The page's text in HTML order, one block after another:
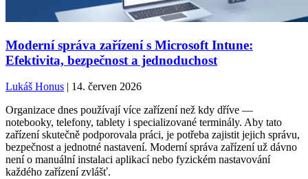
Moderní správa zařízení s Microsoft Intune:
Efektivita, bezpečnost a jednoduchost
Lukáš Honus | 14. červen 2026
Organizace dnes používají více zařízení než kdy dříve —
notebooky, telefony, tablety i specializované terminály. Aby tato
zařízení skutečně podporovala práci, je potřeba zajistit jejich správu,
bezpečnost a jednotné nastavení. Moderní správa zařízení už dávno
není o manuální instalaci aplikací nebo fyzickém nastavování
každého zařízení zvlášť.